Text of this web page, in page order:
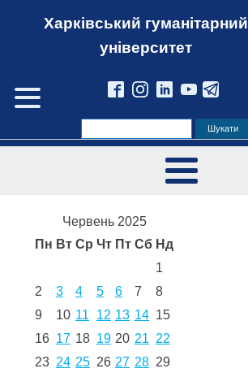
Харківський гуманітарний
університет
Червень 2025
Пн Вт Ср Чт Пт Сб Нд
1
2
3 4 5 6 7
8
9
10 11 12 13 14 15
16 17 18 19 20 21 22
23 24 25 26 27 28 29